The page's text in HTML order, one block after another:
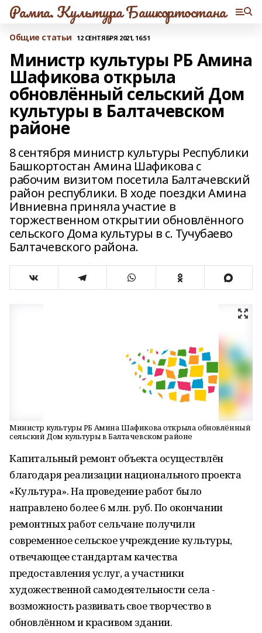
Рампа. Культура Башкортостана
Общие статьи 12 СЕНТЯБРЯ 2021, 16:51
Министр культуры РБ Амина
Шафикова открыла
обновлённый сельский Дом
культуры в Балтачевском
районе
8 сентября министр культуры Республики
Башкортостан Амина Шафикова с
рабочим визитом посетила Балтачевский
район республики. В ходе поездки Амина
Ивниевна приняла участие в
торжественном открытии обновлённого
сельского Дома культуры в с. Тучубаево
Балтачевского района.
Министр культуры РБ Амина Шафикова открыла обновлённый
сельский Дом культуры в Балтачевском районе
Капитальный ремонт объекта осуществлён
благодаря реализации национального проекта
«Культура». На проведение работ было
направлено более 6 млн. руб. По окончании
ремонтных работ сельчане получили
современное сельское учреждение культуры,
отвечающее стандартам качества
предоставления услуг, а участники
художественной самодеятельности села -
возможность развивать свое творчество в
обновлённом и красивом здании.